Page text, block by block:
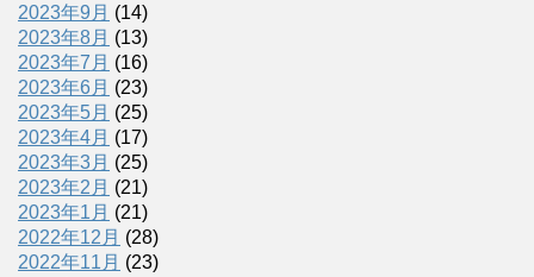
2023年9月 (14)
2023年8月 (13)
2023年7月 (16)
2023年6月 (23)
2023年5月 (25)
2023年4月 (17)
2023年3月 (25)
2023年2月 (21)
2023年1月 (21)
2022年12月 (28)
2022年11月 (23)